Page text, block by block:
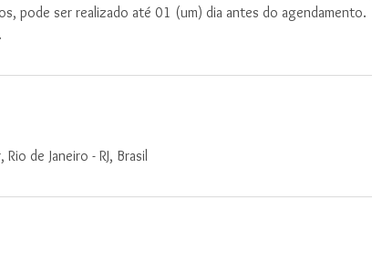
pode ser realizado até 01 (um) dia antes do agendamento.
de Janeiro - RJ, Brasil